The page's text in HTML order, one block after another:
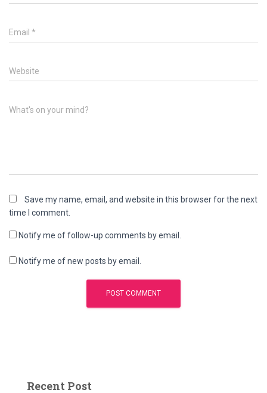
Email *
Website
What's on your mind?
Save my name, email, and website in this browser for the next
time I comment.
Notify me of follow-up comments by email.
Notify me of new posts by email.
Recent Post